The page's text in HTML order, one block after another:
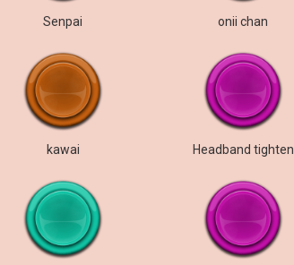
Senpai onii chan
kawai Headband tighten